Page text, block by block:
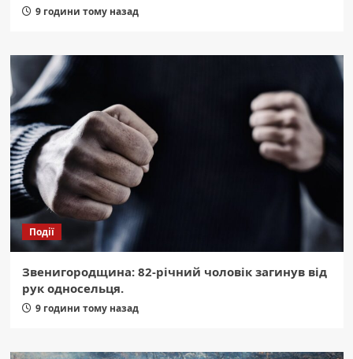
9 години тому назад
Події
Звенигородщина: 82-річний чоловік загинув від
рук односельця.
9 години тому назад